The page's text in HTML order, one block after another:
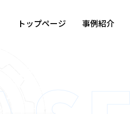
トップページ 事例紹介
事例紹介